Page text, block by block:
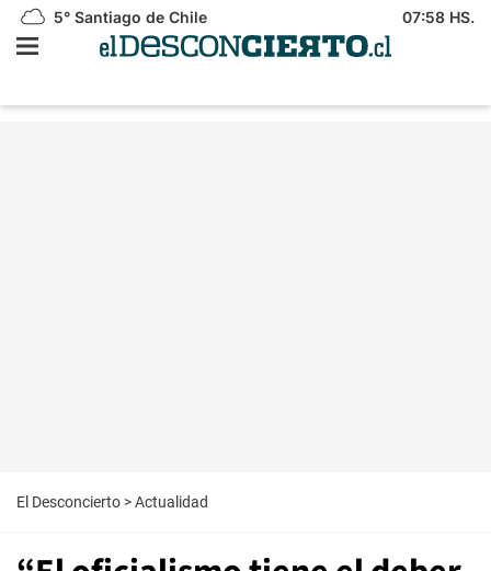
5° Santiago de Chile 07:58 HS.
El Desconcierto >Actualidad